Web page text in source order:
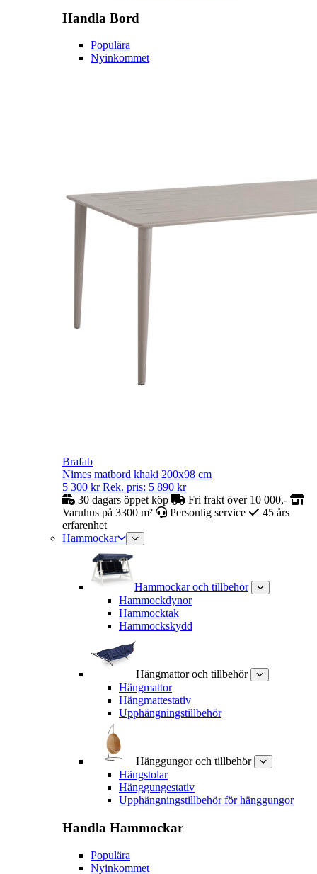
Handla Bord
Populära
Nyinkommet
Brafab
Nimes matbord khaki 200x98 cm
5 300 kr Rek. pris: 5 890 kr
30 dagars öppet köp
Fri frakt över 10 000,-
Varuhus på 3300 m²
Personlig service
45 års
erfarenhet
Hammockar
Hammockar och tillbehör
Hammockdynor
Hammocktak
Hammockskydd
Hängmattor och tillbehör
Hängmattor
Hängmattestativ
Upphängningstillbehör
Hänggungor och tillbehör
Hängstolar
Hänggungestativ
Upphängningstillbehör för hänggungor
Handla Hammockar
Populära
Nyinkommet